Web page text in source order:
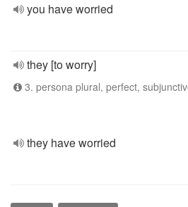
you have worried
they [to worry]
3. persona plural, perfect,
they have worried